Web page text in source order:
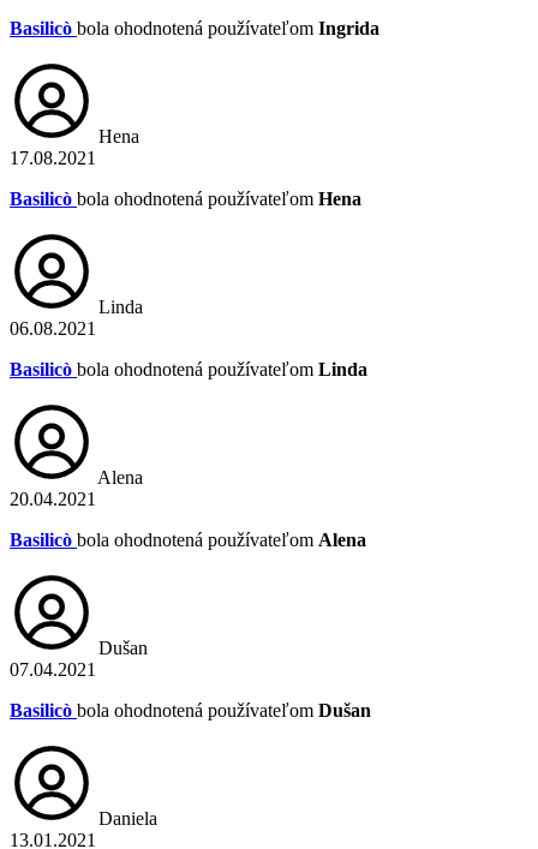
Basilicò bola ohodnotená používateľom Ingrida
Hena
17.08.2021
Basilicò bola ohodnotená používateľom Hena
Linda
06.08.2021
Basilicò bola ohodnotená používateľom Linda
Alena
20.04.2021
Basilicò bola ohodnotená používateľom Alena
Dušan
07.04.2021
Basilicò bola ohodnotená používateľom Dušan
Daniela
13.01.2021